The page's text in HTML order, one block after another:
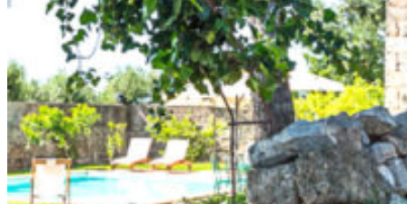
LE CAMERE
GOLD SUITE
GREEN SUITE
BLUE JUNIOR
RED JUNIOR